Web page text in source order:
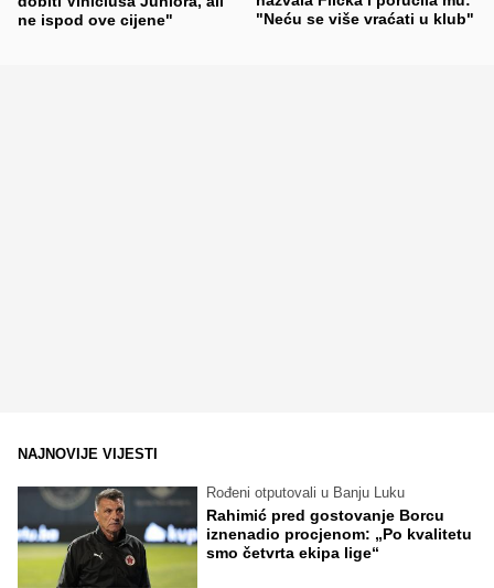
ne ispod ove cijene"
"Neću se više vraćati u klub"
NAJNOVIJE VIJESTI
Rođeni otputovali u Banju Luku
Rahimić pred gostovanje Borcu
iznenadio procjenom: „Po kvalitetu
smo četvrta ekipa lige“